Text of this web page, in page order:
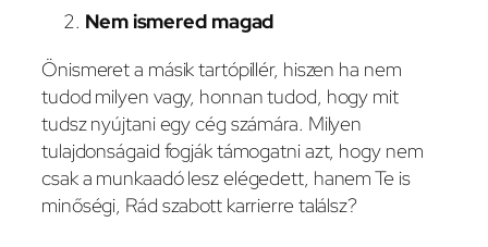
Nem ismered magad
Önismeret a másik tartópillér, hiszen ha nem
tudod milyen vagy, honnan tudod, hogy mit
tudsz nyújtani egy cég számára. Milyen
tulajdonságaid fogják támogatni azt, hogy nem
csak a munkaadó lesz elégedett, hanem Te is
minőségi, Rád szabott karrierre találsz?